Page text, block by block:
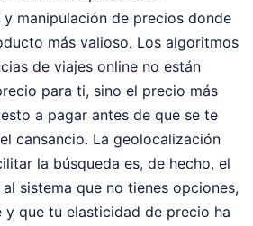
manipulación de precios donde
más valioso. Los algoritmos
de viajes online no están
para ti, sino el precio más
a pagar antes de que se te
cansancio. La geolocalización
la búsqueda es, de hecho, el
sistema que no tienes opciones,
y que tu elasticidad de precio ha